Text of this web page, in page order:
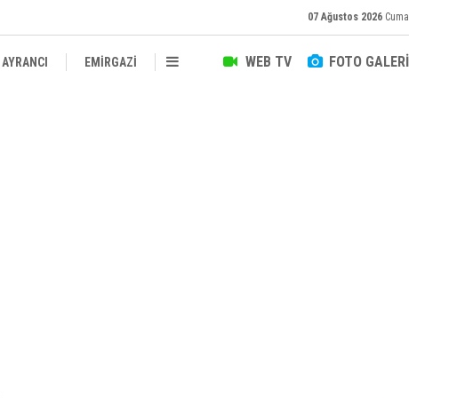
07 Ağustos 2026 Cuma
WEB TV FOTO GALERİ
AYRANCI EMİRGAZİ